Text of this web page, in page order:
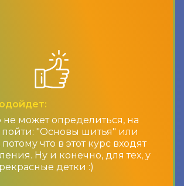
не может определиться, на
пойти: "Основы шитья" или
что в этот курс входят
Ну и конечно, для тех, у
детки :)